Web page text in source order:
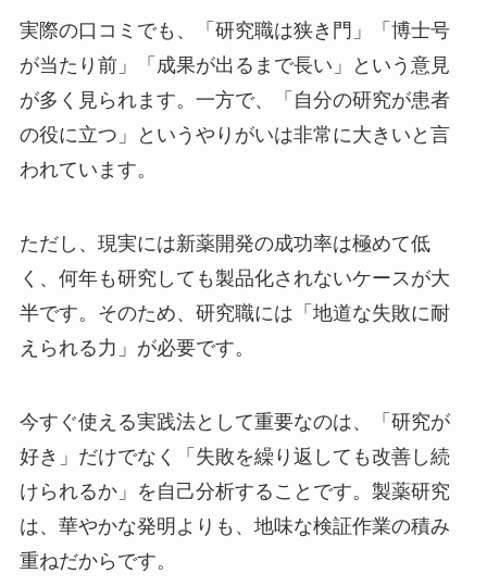
実際の口コミでも、「研究職は狭き門」「博士号
が当たり前」「成果が出るまで長い」という意見
が多く見られます。一方で、「自分の研究が患者
の役に立つ」というやりがいは非常に大きいと言
われています。
ただし、現実には新薬開発の成功率は極めて低
く、何年も研究しても製品化されないケースが大
半です。そのため、研究職には「地道な失敗に耐
えられる力」が必要です。
今すぐ使える実践法として重要なのは、「研究が
好き」だけでなく「失敗を繰り返しても改善し続
けられるか」を自己分析することです。製薬研究
は、華やかな発明よりも、地味な検証作業の積み
重ねだからです。